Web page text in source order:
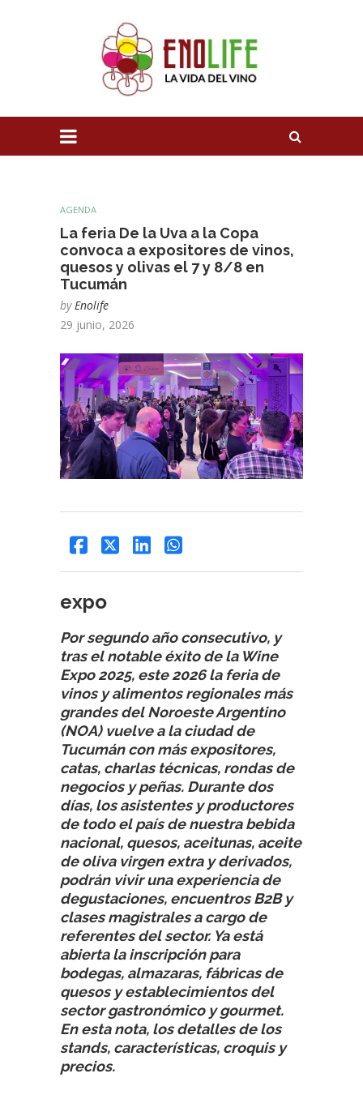
AGENDA
La feria De la Uva a la Copa
convoca a expositores de vinos,
quesos y olivas el 7 y 8/8 en
Tucumán
by Enolife
29 junio, 2026
expo
Por segundo año consecutivo, y
tras el notable éxito de la Wine
Expo 2025, este 2026 la feria de
vinos y alimentos regionales más
grandes del Noroeste Argentino
(NOA) vuelve a la ciudad de
Tucumán con más expositores,
catas, charlas técnicas, rondas de
negocios y peñas. Durante dos
días, los asistentes y productores
de todo el país de nuestra bebida
nacional, quesos, aceitunas, aceite
de oliva virgen extra y derivados,
podrán vivir una experiencia de
degustaciones, encuentros B2B y
clases magistrales a cargo de
referentes del sector. Ya está
abierta la inscripción para
bodegas, almazaras, fábricas de
quesos y establecimientos del
sector gastronómico y gourmet.
En esta nota, los detalles de los
stands, características, croquis y
precios.